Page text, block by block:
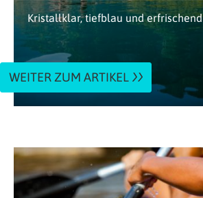
Kristallklar, tiefblau und erfrischend
WEITER ZUM ARTIKEL